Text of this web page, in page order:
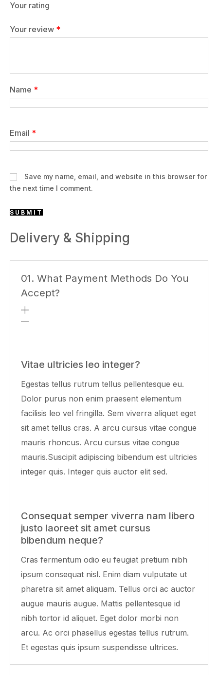
Your rating
Your review *
Name *
Email *
Save my name, email, and website in this browser for
the next time I comment.
Delivery & Shipping
01. What Payment Methods Do You
Accept?
Vitae ultricies leo integer?
Egestas tellus rutrum tellus pellentesque eu.
Dolor purus non enim praesent elementum
facilisis leo vel fringilla. Sem viverra aliquet eget
sit amet tellus cras. A arcu cursus vitae congue
mauris rhoncus. Arcu cursus vitae congue
mauris.Suscipit adipiscing bibendum est ultricies
integer quis. Integer quis auctor elit sed.
Consequat semper viverra nam libero
justo laoreet sit amet cursus
bibendum neque?
Cras fermentum odio eu feugiat pretium nibh
ipsum consequat nisl. Enim diam vulputate ut
pharetra sit amet aliquam. Tellus orci ac auctor
augue mauris augue. Mattis pellentesque id
nibh tortor id aliquet. Eget dolor morbi non
arcu. Ac orci phasellus egestas tellus rutrum.
Et egestas quis ipsum suspendisse ultrices.